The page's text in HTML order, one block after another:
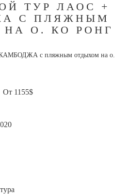
ТУР ЛАОС +
С ПЛЯЖНЫМ
О. КО РОНГ
От 1155$